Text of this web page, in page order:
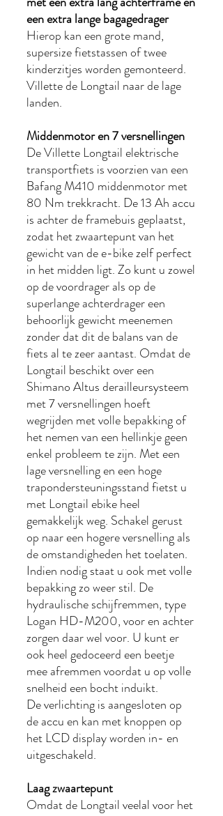
een extra lange bagagedrager
Hierop kan een grote mand,
supersize fietstassen of twee
kinderzitjes worden gemonteerd.
Villette de Longtail naar de lage
landen.
Middenmotor en 7 versnellingen
De Villette Longtail elektrische
transportfiets is voorzien van een
Bafang M410 middenmotor met
80 Nm trekkracht. De 13 Ah accu
is achter de framebuis geplaatst,
zodat het zwaartepunt van het
gewicht van de e-bike zelf perfect
in het midden ligt. Zo kunt u zowel
op de voordrager als op de
superlange achterdrager een
behoorlijk gewicht meenemen
zonder dat dit de balans van de
fiets al te zeer aantast. Omdat de
Longtail beschikt over een
Shimano Altus derailleursysteem
met 7 versnellingen hoeft
wegrijden met volle bepakking of
het nemen van een hellinkje geen
enkel probleem te zijn. Met een
lage versnelling en een hoge
trapondersteuningsstand fietst u
met Longtail ebike heel
gemakkelijk weg. Schakel gerust
op naar een hogere versnelling als
de omstandigheden het toelaten.
Indien nodig staat u ook met volle
bepakking zo weer stil. De
hydraulische schijfremmen, type
Logan HD-M200, voor en achter
zorgen daar wel voor. U kunt er
ook heel gedoceerd een beetje
mee afremmen voordat u op volle
snelheid een bocht induikt.
De verlichting is aangesloten op
de accu en kan met knoppen op
het LCD display worden in- en
uitgeschakeld.
Laag zwaartepunt
Omdat de Longtail veelal voor het